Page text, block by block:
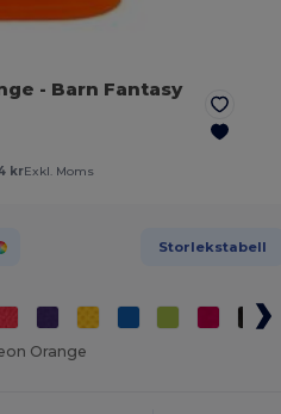
- Barn Fantasy
krExkl. Moms
Storlekstabell
Orange